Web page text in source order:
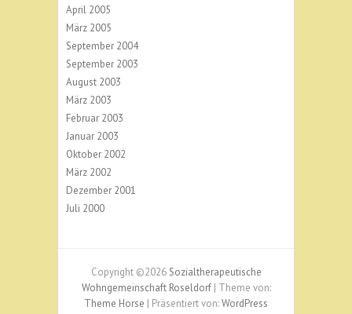
April 2005
März 2005
September 2004
September 2003
August 2003
März 2003
Februar 2003
Januar 2003
Oktober 2002
März 2002
Dezember 2001
Juli 2000
Copyright ©2026 Sozialtherapeutische
Wohngemeinschaft Roseldorf| Theme von:
Theme Horse | Präsentiert von:WordPress